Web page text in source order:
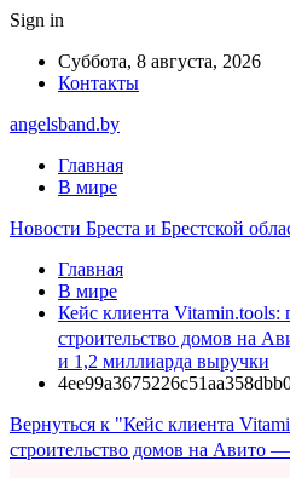
Sign in
Суббота, 8 августа, 2026
Контакты
angelsband.by
Главная
В мире
Новости Бреста и Брестской
Главная
В мире
Кейс клиента Vitamin.tools:
строительство домов на
и 1,2 миллиарда выручки
Вернуться к "Кейс клиента
строительство домов на Авито